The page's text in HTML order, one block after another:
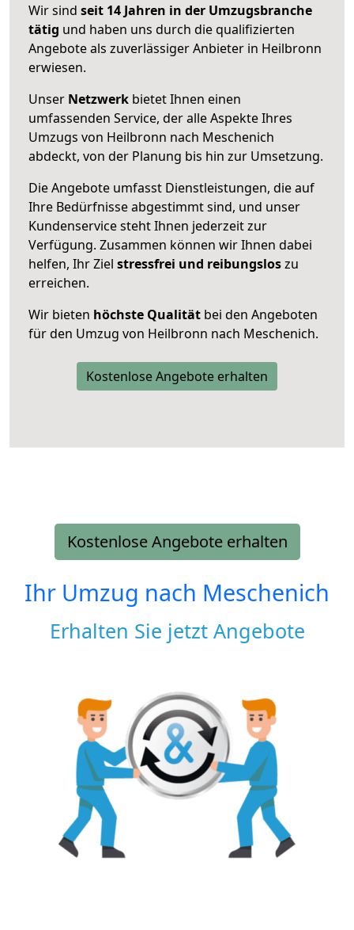
Wir sind seit 14 Jahren in der Umzugsbranche
tätig und haben uns durch die qualifizierten
Angebote als zuverlässiger Anbieter in Heilbronn
erwiesen.
Unser Netzwerk bietet Ihnen einen
umfassenden Service, der alle Aspekte Ihres
Umzugs von Heilbronn nach Meschenich
abdeckt, von der Planung bis hin zur Umsetzung.
Die Angebote umfasst Dienstleistungen, die auf
Ihre Bedürfnisse abgestimmt sind, und unser
Kundenservice steht Ihnen jederzeit zur
Verfügung. Zusammen können wir Ihnen dabei
helfen, Ihr Ziel stressfrei und reibungsloszu
erreichen.
Wir bieten höchste Qualität bei den Angeboten
für den Umzug von Heilbronn nach Meschenich.
Kostenlose Angebote erhalten
Kostenlose Angebote erhalten
Ihr Umzug nach Meschenich
Erhalten Sie jetzt Angebote